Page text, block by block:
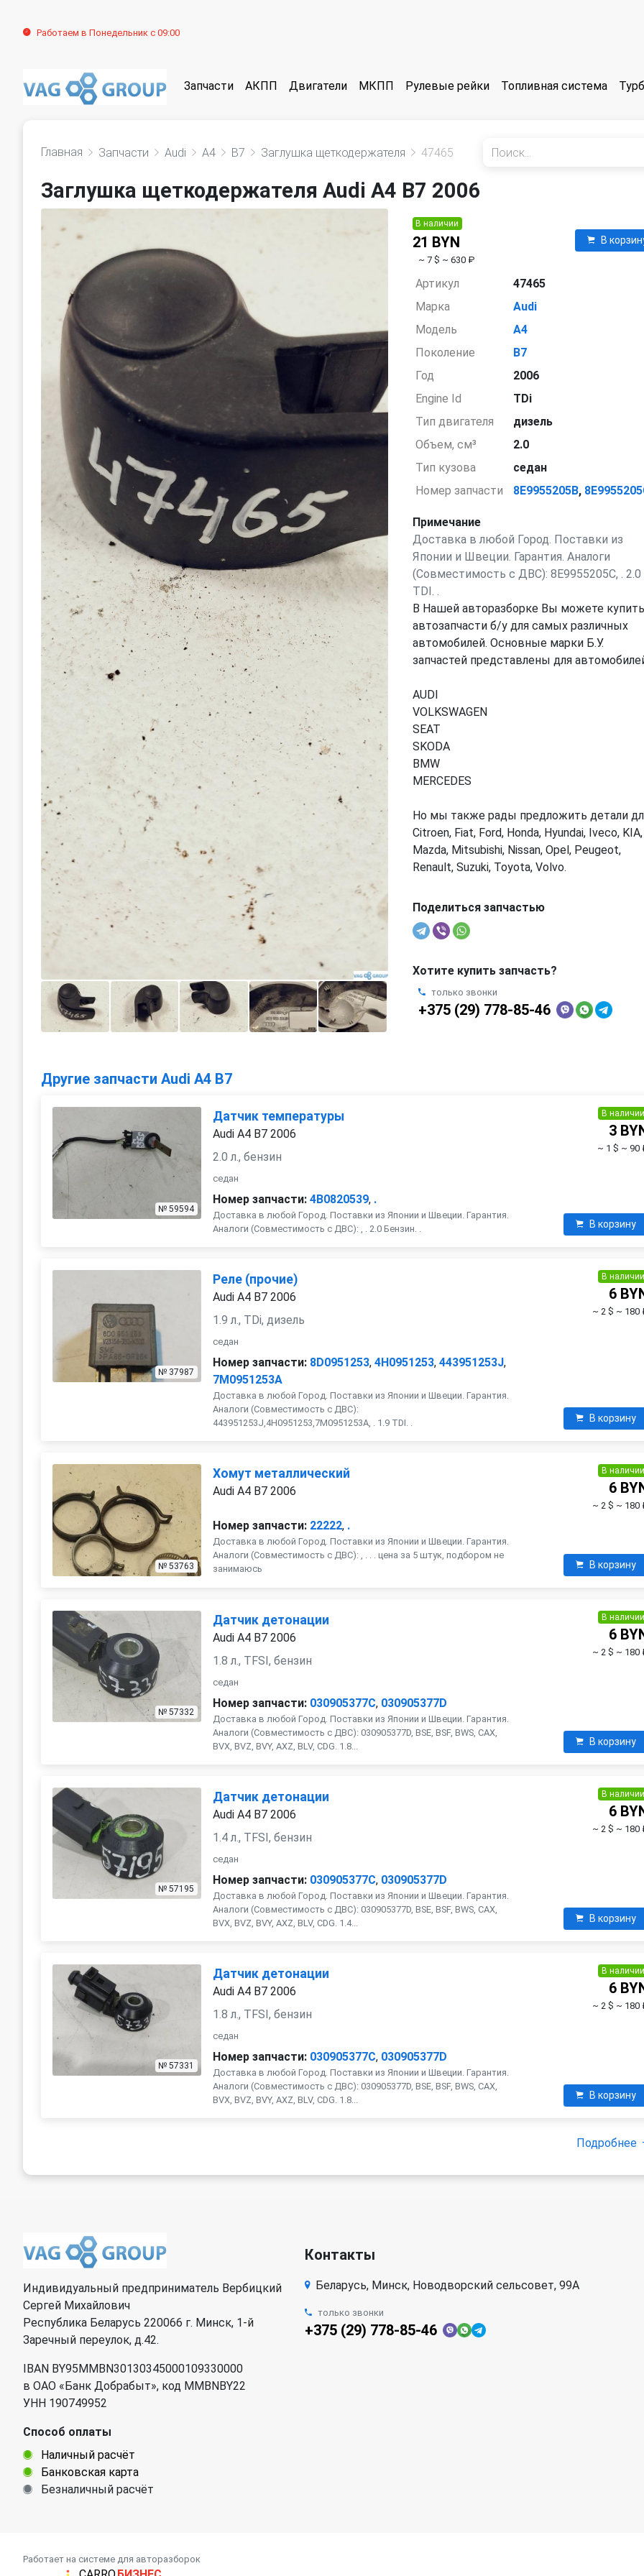
Работаем в Понедельник с 09:00
Запчасти АКПП Двигатели МКПП Рулевые рейки Топливная система
Главная Запчасти Audi A4 B7 Заглушка щеткодержателя 47465
Заглушка щеткодержателя Audi A4 B7 2006
В наличии
21 BYN
~ 7 $ ~ 630 ₽
В
Артикул
47465
Марка
Audi
Модель
A4
Поколение
B7
Год
2006
Engine Id
TDi
Тип двигателя
дизель
Объем, см³
2.0
Тип кузова
седан
Номер запчасти
8E9955205B,
Примечание
Доставка в любой Город. Поставки из
Японии и Швеции. Гарантия. Аналоги
(Совместимость с ДВС): 8E9955205C, . 2.0
TDI. .
В Нашей авторазборке Вы можете купить
автозапчасти б/у для самых различных
автомобилей. Основные марки Б.У.
запчастей представлены для
AUDI
VOLKSWAGEN
SEAT
SKODA
BMW
MERCEDES
Но мы также рады предложить детали
Citroen, Fiat, Ford, Honda, Hyundai, Iveco, KIA,
Mazda, Mitsubishi, Nissan, Opel, Peugeot,
Renault, Suzuki, Toyota, Volvo.
Поделиться запчастью
Хотите купить запчасть?
только звонки
+375 (29) 778-85-46
Другие запчасти Audi A4 B7
№ 59594
Датчик температуры
Audi A4 B7 2006
2.0 л., бензин
седан
Номер запчасти: 4B0820539, .
Доставка в любой Город. Поставки из Японии и Швеции. Гарантия.
Аналоги (Совместимость с ДВС): , . 2.0 Бензин. .
В наличии
3
~ 1 $ ~ 90
В корзину
№ 37987
Реле (прочие)
Audi A4 B7 2006
1.9 л., TDi, дизель
седан
Номер запчасти: 8D0951253,4H0951253,443951253J,
7M0951253A
Доставка в любой Город. Поставки из Японии и Швеции. Гарантия.
Аналоги (Совместимость с ДВС):
443951253J,4H0951253,7M0951253A, . 1.9 TDI. .
В наличии
6
~ 2 $ ~ 180
В корзину
№ 53763
Хомут металлический
Audi A4 B7 2006
Номер запчасти: 22222, .
Доставка в любой Город. Поставки из Японии и Швеции. Гарантия.
Аналоги (Совместимость с ДВС): , . . . цена за 5 штук, подбором не
занимаюсь
В наличии
6
~ 2 $ ~ 180
В корзину
№ 57332
Датчик детонации
Audi A4 B7 2006
1.8 л., TFSI, бензин
седан
Номер запчасти: 030905377C, 030905377D
Доставка в любой Город. Поставки из Японии и Швеции. Гарантия.
Аналоги (Совместимость с ДВС): 030905377D, BSE, BSF, BWS, CAX,
BVX, BVZ, BVY, AXZ, BLV, CDG. 1.8...
В наличии
6
~ 2 $ ~ 180
В корзину
№ 57195
Датчик детонации
Audi A4 B7 2006
1.4 л., TFSI, бензин
седан
Номер запчасти: 030905377C, 030905377D
Доставка в любой Город. Поставки из Японии и Швеции. Гарантия.
Аналоги (Совместимость с ДВС): 030905377D, BSE, BSF, BWS, CAX,
BVX, BVZ, BVY, AXZ, BLV, CDG. 1.4...
В наличии
6
~ 2 $ ~ 180
В корзину
№ 57331
Датчик детонации
Audi A4 B7 2006
1.8 л., TFSI, бензин
седан
Номер запчасти: 030905377C, 030905377D
Доставка в любой Город. Поставки из Японии и Швеции. Гарантия.
Аналоги (Совместимость с ДВС): 030905377D, BSE, BSF, BWS, CAX,
BVX, BVZ, BVY, AXZ, BLV, CDG. 1.8...
В наличии
6
~ 2 $ ~ 180
В корзину
Подробнее
Индивидуальный предприниматель Вербицкий
Сергей Михайлович
Республика Беларусь 220066 г. Минск, 1-й
Заречный переулок, д.42.
IBAN BY95MMBN30130345000109330000
в ОАО «Банк Добрабыт», код MMBNBY22
УНН 190749952
Способ оплаты
Наличный расчёт
Банковская карта
Безналичный расчёт
Контакты
Беларусь, Минск, Новодворский сельсовет, 99А
только звонки
+375 (29) 778-85-46
Работает на системе для авторазборок